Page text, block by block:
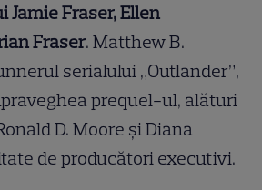
Fraser, Ellen
Fraser. Matthew B.
serialului „Outlander”,
prequel-ul, alături
D. Moore și Diana
de producători executivi.